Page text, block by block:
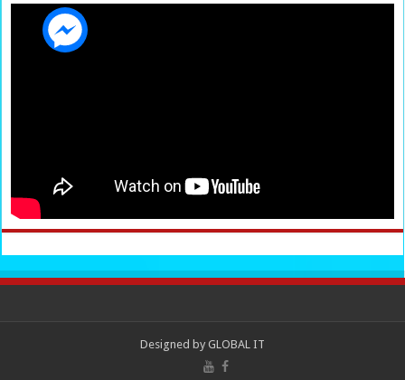
Designed byGLOBAL IT